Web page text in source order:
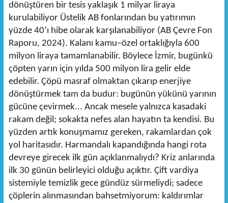
dönüştüren bir tesis yaklaşık 1 milyar liraya
kurulabiliyor Üstelik AB fonlarından bu yatırımın
yüzde 40’ı hibe olarak karşılanabiliyor (AB Çevre Fon
Raporu, 2024). Kalanı kamu–özel ortaklığıyla 600
milyon liraya tamamlanabilir. Böylece İzmir, bugünkü
çöpten yarın için yılda 500 milyon lira gelir elde
edebilir. Çöpü masraf olmaktan çıkarıp enerjiye
dönüştürmek tam da budur: bugünün yükünü yarının
gücüne çevirmek... Ancak mesele yalnızca kasadaki
rakam değil; sokakta nefes alan hayatın ta kendisi. Bu
yüzden artık konuşmamız gereken, rakamlardan çok
yol haritasıdır. Harmandalı kapandığında hangi rota
devreye girecek ilk gün açıklanmalıydı? Kriz anlarında
ilk 30 günün belirleyici olduğu açıktır. Çift vardiya
sistemiyle temizlik gece gündüz sürmeliydi; sadece
çöplerin alınmasından bahsetmiyorum: kaldırımlar